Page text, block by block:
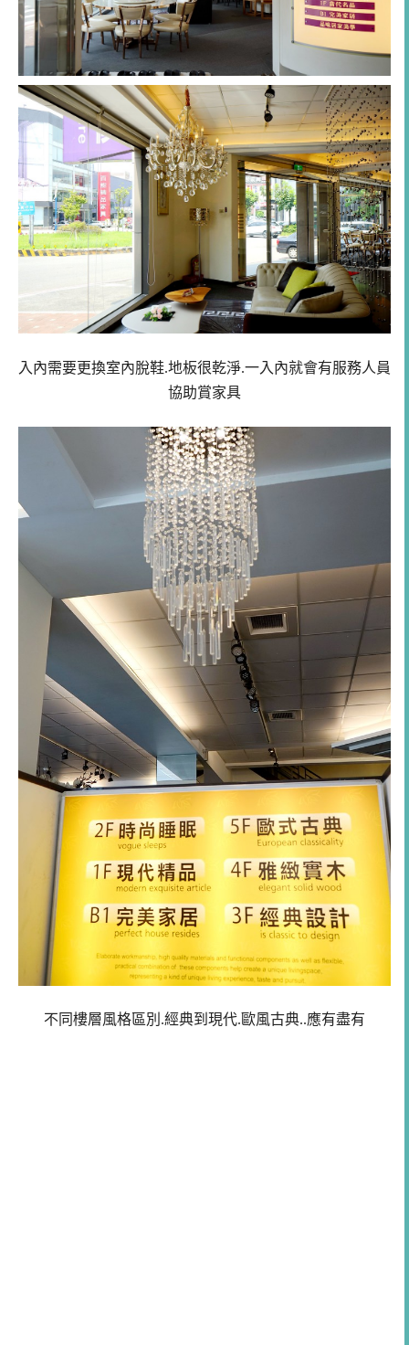
入內需要更換室內脫鞋.地板很乾淨.一入內就會有服務人員
協助賞家具
不同樓層風格區別.經典到現代.歐風古典..應有盡有